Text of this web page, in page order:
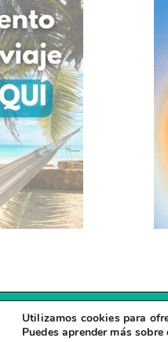
Utilizamos cookies para
Puedes aprender más